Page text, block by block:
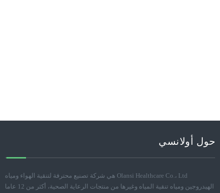
حول أولانسي
Olansi Healthcare Co.، Ltd هي شركة تصنيع محترفة لتنقية الهواء ومياه
الهيدروجين ومياه تنقية المياه وغيرها من منتجات الرعاية الصحية، أكثر من 12 عاما